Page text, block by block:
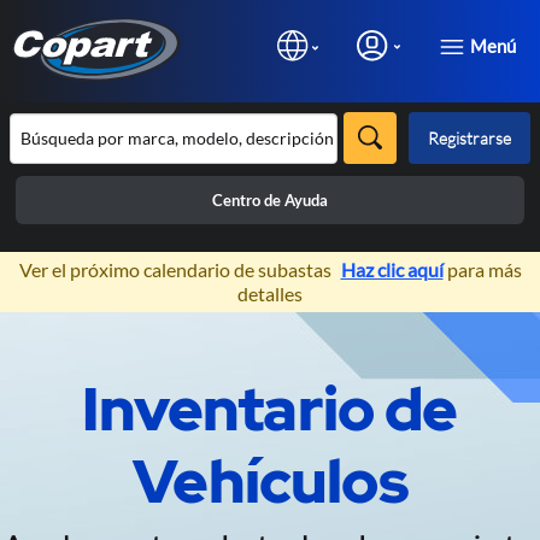
Menú
Registrarse
Centro de Ayuda
×
Ver el próximo calendario de subastas Haz clic aquípara más
detalles
Subastas de Vehículos 100%
Online
Exclusivas para profesionales de la
Inventario de
Vehículos